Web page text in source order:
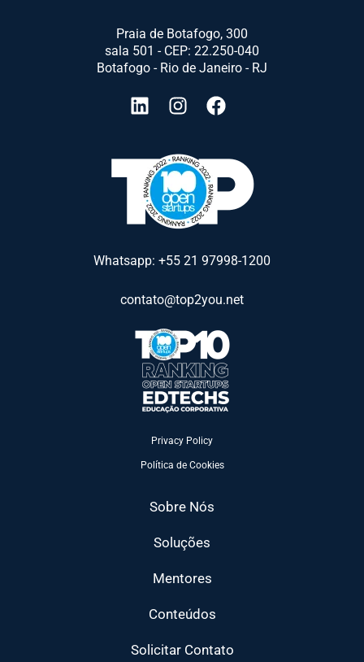
Praia de Botafogo, 300
sala 501 - CEP: 22.250-040
Botafogo - Rio de Janeiro - RJ
Whatsapp: +55 21 97998-1200
contato@top2you.net
Privacy Policy
Política de Cookies
Sobre Nós
Soluções
Mentores
Conteúdos
Solicitar Contato